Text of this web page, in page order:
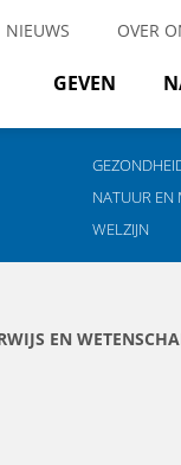
NIEUWS OVER
GEVEN
NATUUR EN
WELZIJN
EN